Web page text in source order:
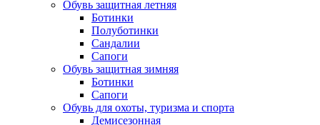
Обувь защитная летняя
Ботинки
Полуботинки
Сандалии
Сапоги
Обувь защитная зимняя
Ботинки
Сапоги
Обувь для охоты, туризма и спорта
Демисезонная